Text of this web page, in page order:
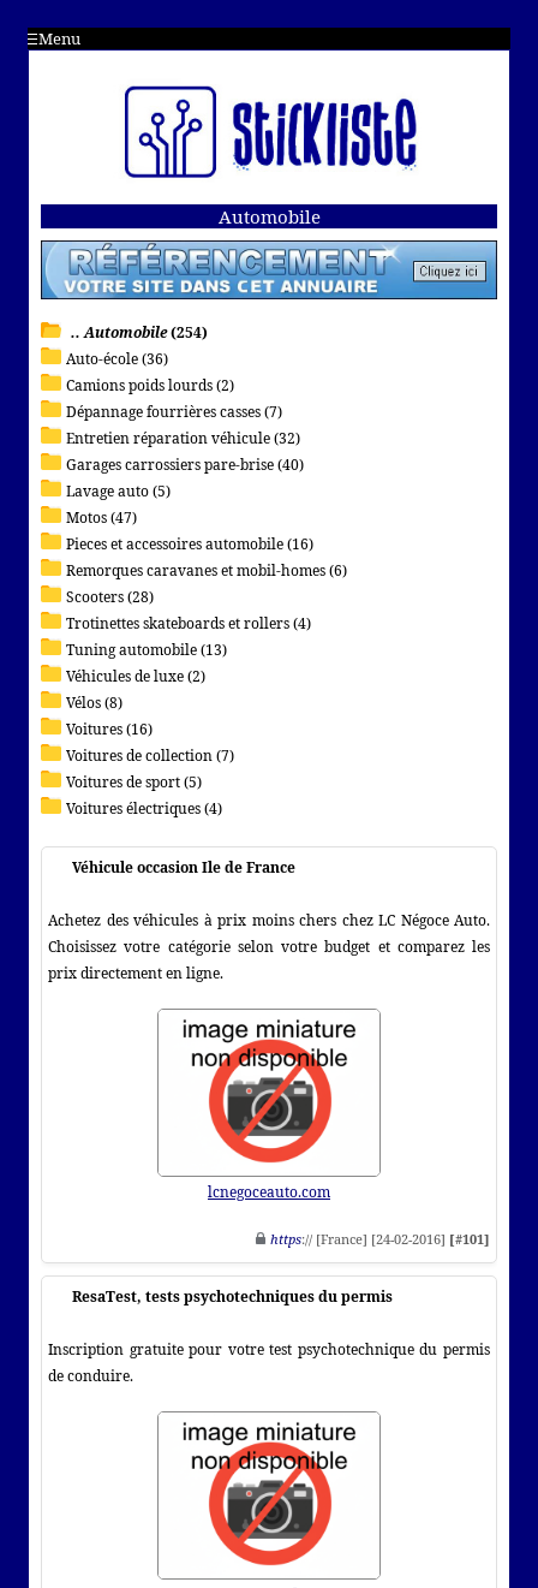
Menu
Automobile
.. Automobile(254)
Auto-école (36)
Camions poids lourds (2)
Dépannage fourrières casses (7)
Entretien réparation véhicule (32)
Garages carrossiers pare-brise (40)
Lavage auto (5)
Motos (47)
Pieces et accessoires automobile (16)
Remorques caravanes et mobil-homes (6)
Scooters (28)
Trotinettes skateboards et rollers (4)
Tuning automobile (13)
Véhicules de luxe (2)
Vélos (8)
Voitures (16)
Voitures de collection (7)
Voitures de sport (5)
Voitures électriques (4)
Véhicule occasion Ile de France
Achetez des véhicules à prix moins chers chez LC Négoce Auto.
Choisissez votre catégorie selon votre budget et comparez les
prix directement en ligne.
lcnegoceauto.com
https:// [France] [24-02-2016] [#101]
ResaTest, tests psychotechniques du permis
Inscription gratuite pour votre test psychotechnique du permis
de conduire.